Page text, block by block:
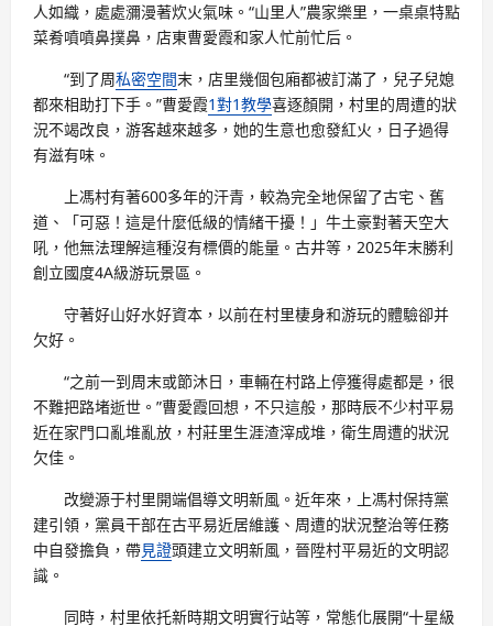
人如織，處處瀰漫著炊火氣味。“山里人”農家樂里，一桌桌特點
菜肴噴噴鼻撲鼻，店東曹愛霞和家人忙前忙后。
“到了周私密空間末，店里幾個包廂都被訂滿了，兒子兒媳
都來相助打下手。”曹愛霞1對1教學喜逐顏開，村里的周遭的狀
況不竭改良，游客越來越多，她的生意也愈發紅火，日子過得
有滋有味。
上馮村有著600多年的汗青，較為完全地保留了古宅、舊
道、「可惡！這是什麼低級的情緒干擾！」牛土豪對著天空大
吼，他無法理解這種沒有標價的能量。古井等，2025年末勝利
創立國度4A級游玩景區。
守著好山好水好資本，以前在村里棲身和游玩的體驗卻并
欠好。
“之前一到周末或節沐日，車輛在村路上停獲得處都是，很
不難把路堵逝世。”曹愛霞回想，不只這般，那時辰不少村平易
近在家門口亂堆亂放，村莊里生涯渣滓成堆，衛生周遭的狀況
欠佳。
改變源于村里開端倡導文明新風。近年來，上馮村保持黨
建引領，黨員干部在古平易近居維護、周遭的狀況整治等任務
中自發擔負，帶見證頭建立文明新風，晉陞村平易近的文明認
識。
同時，村里依托新時期文明實行站等，常態化展開“十星級